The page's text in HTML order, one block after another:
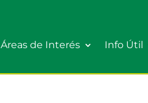
Áreas de Interés Info Útil